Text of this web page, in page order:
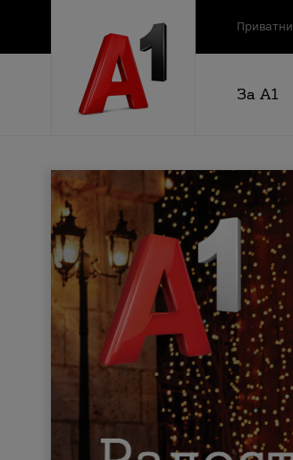
Приватни
За А1